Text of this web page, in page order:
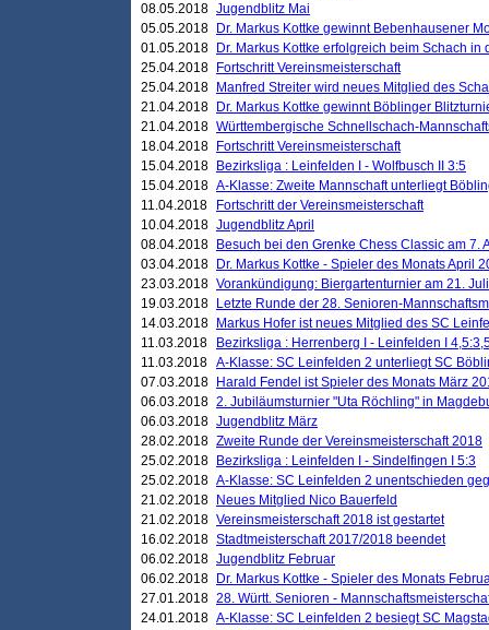
08.05.2018 Jugendblitz Mai
05.05.2018
Dr. Markus Kottke gewinnt Bebenhausener
01.05.2018
Dr. Markus Kottke erfolgreich beim Schach
25.04.2018
Fortschritt Vereinsmeisterschaft
25.04.2018
Manfred Streiter wird neues Mitglied des
21.04.2018
Dr. Markus Kottke gewinnt Böblinger
21.04.2018 Württembergische Schnellschach-
18.04.2018
Fortschritt Vereinsmeisterschaft
15.04.2018
Bezirksliga : Leinfelden I - Wolfbusch II 3:5
15.04.2018 A-Klasse: Zweite Mannschaft unterliegt
11.04.2018
Fortschritt der Vereinsmeisterschaft
10.04.2018 Jugendblitz April
08.04.2018
Besuch bei den Grenke Chess Classic am 7.
03.04.2018
Dr. Markus Kottke - Spieler des Monats April
23.03.2018 Vorankündigung: Biergartenturnier am 21.
19.03.2018
Letzte Runde der 28. Senioren-
14.03.2018
Markus Hofer ist neues Mitglied des SC
11.03.2018
Bezirksliga : Herrenberg I - Leinfelden I
11.03.2018 A-Klasse: SC Leinfelden 2 unterliegt SC
07.03.2018
Harald Fendel ist Spieler des Monats März
06.03.2018 2. Jubiläumsturnier "Uta Röchling" in
06.03.2018 Jugendblitz März
28.02.2018 Zweite Runde der Vereinsmeisterschaft 2018
25.02.2018
Bezirksliga : Leinfelden I - Sindelfingen I 5:3
25.02.2018 A-Klasse: SC Leinfelden 2 unentschieden
21.02.2018
Neues Mitglied Nico Bauerfeld
21.02.2018 Vereinsmeisterschaft 2018 ist gestartet
16.02.2018 Stadtmeisterschaft 2017/2018 beendet
06.02.2018 Jugendblitz Februar
06.02.2018
Dr. Markus Kottke - Spieler des Monats
27.01.2018 28. Württ. Senioren -
24.01.2018 A-Klasse: SC Leinfelden 2 besiegt SC